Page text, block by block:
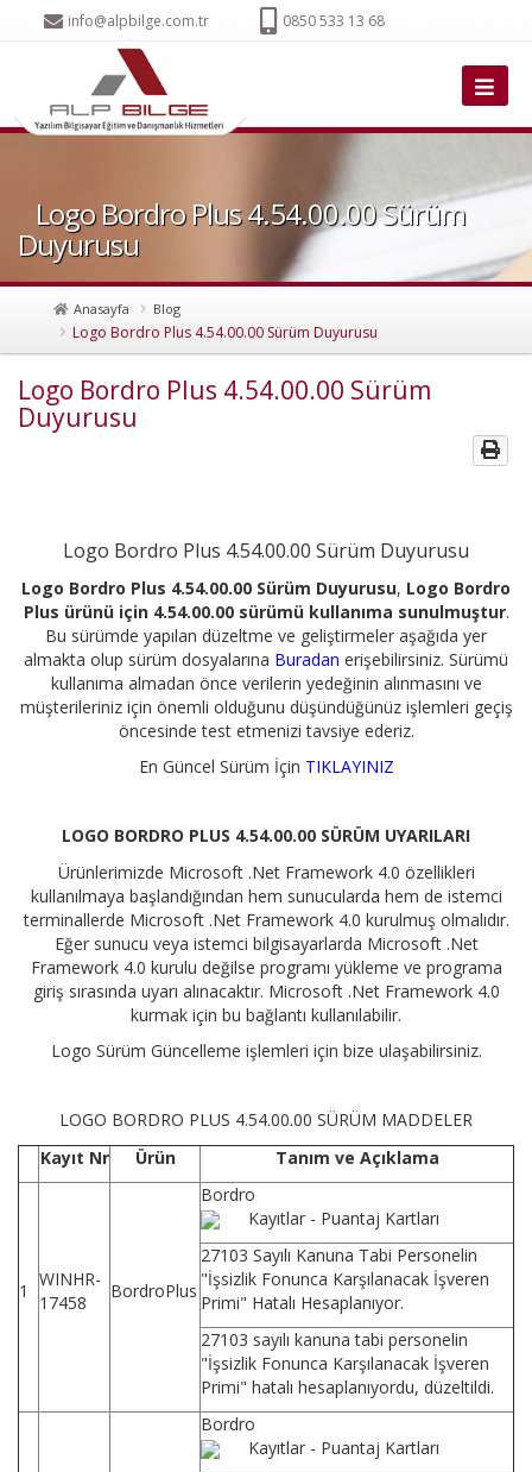
info@alpbilge.com.tr 0850 533 13 68
Logo Bordro Plus 4.54.00.00 Sürüm
Duyurusu
Anasayfa Blog
Logo Bordro Plus 4.54.00.00 Sürüm Duyurusu
Logo Bordro Plus 4.54.00.00 Sürüm
Duyurusu
Logo Bordro Plus 4.54.00.00 Sürüm Duyurusu
Logo Bordro Plus 4.54.00.00 Sürüm Duyurusu, Logo Bordro
Plus ürünü için 4.54.00.00 sürümü kullanıma sunulmuştur.
Bu sürümde yapılan düzeltme ve geliştirmeler aşağıda yer
almakta olup sürüm dosyalarına Buradan erişebilirsiniz. Sürümü
kullanıma almadan önce verilerin yedeğinin alınmasını ve
müşterileriniz için önemli olduğunu düşündüğünüz işlemleri geçiş
öncesinde test etmenizi tavsiye ederiz.
En Güncel Sürüm İçin TIKLAYINIZ
LOGO BORDRO PLUS 4.54.00.00 SÜRÜM UYARILARI
Ürünlerimizde Microsoft .Net Framework 4.0 özellikleri
kullanılmaya başlandığından hem sunucularda hem de istemci
terminallerde Microsoft .Net Framework 4.0 kurulmuş olmalıdır.
Eğer sunucu veya istemci bilgisayarlarda Microsoft .Net
Framework 4.0 kurulu değilse programı yükleme ve programa
giriş sırasında uyarı alınacaktır. Microsoft .Net Framework 4.0
kurmak için bu bağlantı kullanılabilir.
Logo Sürüm Güncelleme işlemleri için bize ulaşabilirsiniz.
LOGO BORDRO PLUS 4.54.00.00 SÜRÜM MADDELER
Kayıt Nr
Ürün Tanım ve Açıklama
1
WINHR-
17458
BordroPlus
Bordro
Kayıtlar - Puantaj Kartları
27103 Sayılı Kanuna Tabi Personelin
"İşsizlik Fonunca Karşılanacak İşveren
Primi" Hatalı Hesaplanıyor.
27103 sayılı kanuna tabi personelin
"İşsizlik Fonunca Karşılanacak İşveren
Primi" hatalı hesaplanıyordu, düzeltildi.
Bordro
Kayıtlar - Puantaj Kartları